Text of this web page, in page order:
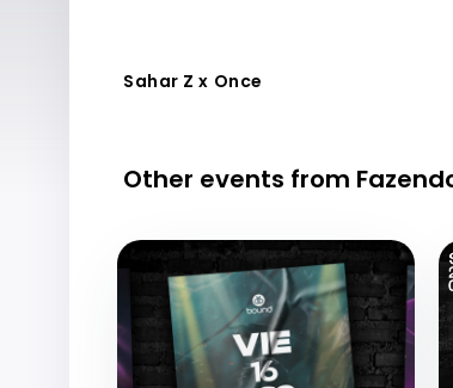
Sahar Z x Once
Other events from